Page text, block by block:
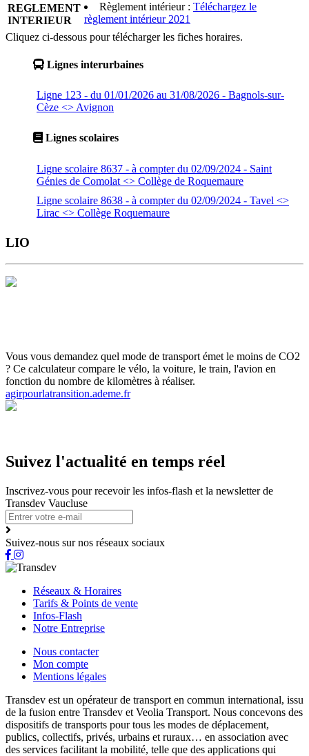
REGLEMENT
INTERIEUR
Règlement intérieur : Téléchargez le
règlement intérieur 2021
Cliquez ci-dessous pour télécharger les fiches horaires.
Lignes interurbaines
Ligne 123 - du 01/01/2026 au 31/08/2026 - Bagnols-sur-
Cèze <> Avignon
Lignes scolaires
Ligne scolaire 8637 - à compter du 02/09/2024 - Saint
Génies de Comolat <> Collège de Roquemaure
Ligne scolaire 8638 - à compter du 02/09/2024 - Tavel <>
Lirac <> Collège Roquemaure
LIO
Vous vous demandez quel mode de transport émet le moins de CO2
? Ce calculateur compare le vélo, la voiture, le train, l'avion en
fonction du nombre de kilomètres à réaliser.
agirpourlatransition.ademe.fr
Suivez l'actualité en temps réel
Inscrivez-vous pour recevoir les infos-flash et la newsletter de
Transdev Vaucluse
Suivez-nous sur nos réseaux sociaux
Réseaux & Horaires
Tarifs & Points de vente
Infos-Flash
Notre Entreprise
Nous contacter
Mon compte
Mentions légales
Transdev est un opérateur de transport en commun international, issu
de la fusion entre Transdev et Veolia Transport. Nous concevons des
dispositifs de transports pour tous les modes de déplacement,
publics, collectifs, privés, urbains et ruraux… en association avec
des services facilitant la mobilité, telle que des applications qui